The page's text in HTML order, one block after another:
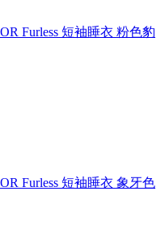
Furless 短袖睡衣 粉色豹
Furless 短袖睡衣 象牙色